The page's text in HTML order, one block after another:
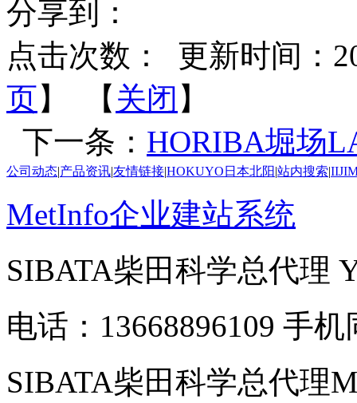
分享到：
点击次数：
更新时间：
页】 【 关闭 】
下一条： HORIBA堀场
公司动态|产品资讯|友情链接|HOKUYO日本北阳|站内搜索|
MetInfo企业建站系统
SIBATA柴田科学总代理
电话：13668896109 手机
SIBATA柴田科学总代理